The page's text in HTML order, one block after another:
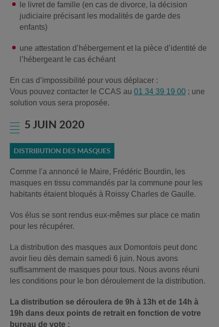
le livret de famille (en cas de divorce, la décision
judiciaire précisant les modalités de garde des
enfants)
une attestation d’hébergement et la pièce d’identité de
l’hébergeant le cas échéant
En cas d’impossibilité pour vous déplacer :
Vous pouvez contacter le CCAS au 01 34 39 19 00 ; une
solution vous sera proposée.
5 JUIN 2020
DISTRIBUTION DES MASQUES
Comme l'a annoncé le Maire, Frédéric Bourdin, les
masques en tissu commandés par la commune pour les
habitants étaient bloqués à Roissy Charles de Gaulle.
Vos élus se sont rendus eux-mêmes sur place ce matin
pour les récupérer.
La distribution des masques aux Domontois peut donc
avoir lieu dès demain samedi 6 juin. Nous avons
suffisamment de masques pour tous. Nous avons réuni
les conditions pour le bon déroulement de la distribution.
La distribution se déroulera de 9h à 13h et de 14h à
19h dans deux points de retrait en fonction de votre
bureau de vote :